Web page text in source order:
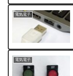
電気電子
電気電子